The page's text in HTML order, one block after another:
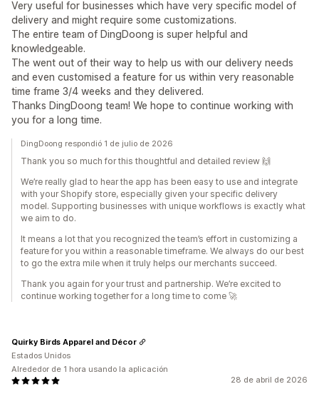
Very useful for businesses which have very specific model of
delivery and might require some customizations.
The entire team of DingDoong is super helpful and
knowledgeable.
The went out of their way to help us with our delivery needs
and even customised a feature for us within very reasonable
time frame 3/4 weeks and they delivered.
Thanks DingDoong team! We hope to continue working with
you for a long time.
DingDoong respondió 1 de julio de 2026
Thank you so much for this thoughtful and detailed review 🙌
We’re really glad to hear the app has been easy to use and integrate
with your Shopify store, especially given your specific delivery
model. Supporting businesses with unique workflows is exactly what
we aim to do.
It means a lot that you recognized the team’s effort in customizing a
feature for you within a reasonable timeframe. We always do our best
to go the extra mile when it truly helps our merchants succeed.
Thank you again for your trust and partnership. We’re excited to
continue working together for a long time to come 🚀
28 de abril de 2026
Quirky Birds Apparel and Décor
Estados Unidos
Alrededor de 1 hora usando la aplicación